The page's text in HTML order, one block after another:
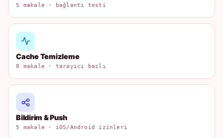
5 makale · bağlantı testi
Cache Temizleme
8 makale · tarayıcı bazlı
Bildirim & Push
5 makale · iOS/Android izinleri